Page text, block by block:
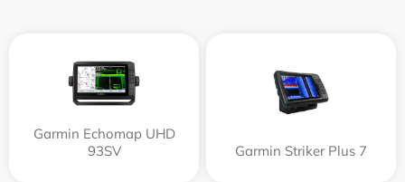
Garmin Echomap UHD
93SV
Garmin Striker Plus 7